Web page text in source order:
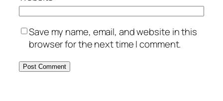
Save my name, email, and website in this
browser for the next time I comment.